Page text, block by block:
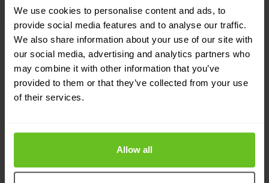
We use cookies to personalise content and ads, to
provide social media features and to analyse our traffic.
We also share information about your use of our site with
our social media, advertising and analytics partners who
may combine it with other information that you’ve
provided to them or that they’ve collected from your use
of their services.
Allow all
Assumed breach oefening
Een assumed breach-oefening begint waar de
meeste security-gedachten ophouden — met een
aanvaller al binnen. Wij testen wat er daarna